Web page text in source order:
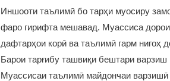
Иншооти таълимӣ бо тарҳи муосиру
фаро гирифта мешавад. Муассиса
дафтарҳои корӣ ва таълимӣ гарм нигоҳ
Барои тарғибу ташвиқи бештари
Муассисаи таълимӣ майдончаи варзишӣ